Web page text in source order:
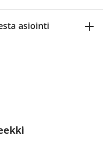
asiointi